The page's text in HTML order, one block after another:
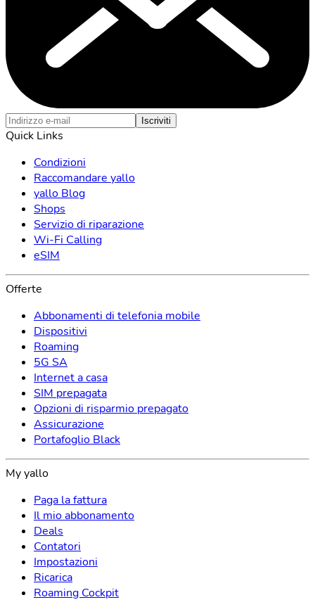
Iscriviti
Quick Links
Condizioni
Raccomandare yallo
yallo Blog
Shops
Servizio di riparazione
Wi-Fi Calling
eSIM
Offerte
Abbonamenti di telefonia mobile
Dispositivi
Roaming
5G SA
Internet a casa
SIM prepagata
Opzioni di risparmio prepagato
Assicurazione
Portafoglio Black
My yallo
Paga la fattura
Il mio abbonamento
Deals
Contatori
Impostazioni
Ricarica
Roaming Cockpit